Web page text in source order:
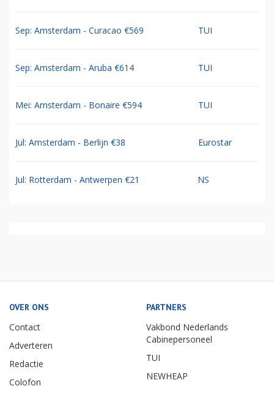
Sep: Amsterdam - Curacao €569 TUI
Sep: Amsterdam - Aruba €614 TUI
Mei: Amsterdam - Bonaire €594 TUI
Jul: Amsterdam - Berlijn €38 Eurostar
Jul: Rotterdam - Antwerpen €21 NS
OVER ONS
Contact
Adverteren
Redactie
Colofon
PARTNERS
Vakbond Nederlands
Cabinepersoneel
TUI
NEWHEAP